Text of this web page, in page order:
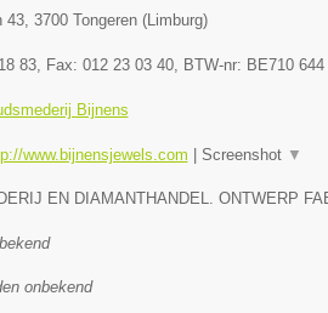
43, 3700 Tongeren(Limburg)
83, Fax: 012 23 03 40, BTW-nr: BE710 644
Bijnens
www.bijnensjewels.com Screenshot ▼
EN DIAMANTHANDEL. ONTWERP
onbekend